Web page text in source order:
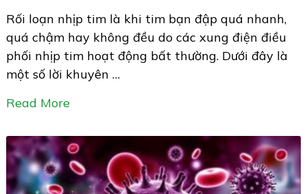
Rối loạn nhịp tim là khi tim bạn đập quá nhanh,
quá chậm hay không đều do các xung điện điều
phối nhịp tim hoạt động bất thường. Dưới đây là
một số lời khuyên …
Read More